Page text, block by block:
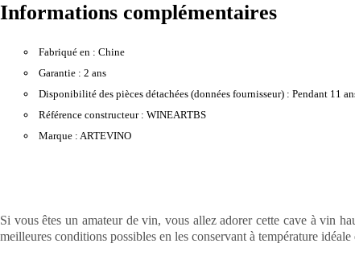
Informations complémentaires
Fabriqué en : Chine
Garantie : 2 ans
Disponibilité des pièces détachées (données fournisseur) : Pendant 11
Référence constructeur : WINEARTBS
Marque : ARTEVINO
Si vous êtes un amateur de vin, vous allez adorer cette cave à vin
meilleures conditions possibles en les conservant à température idéale